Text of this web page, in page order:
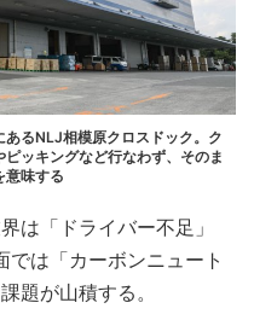
るNLJ相模原クロスドック。ク
ッキングなど行なわず、そのま
意味する
は「ドライバー不足」
では「カーボンニュート
題が山積する。